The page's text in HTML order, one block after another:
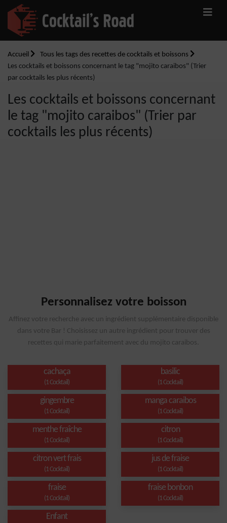
Accueil
Tous les tags des recettes de cocktails et boissons
Les cocktails et boissons concernant le tag "mojito caraibos" (Trier
par cocktails les plus récents)
Les cocktails et boissons concernant
le tag "mojito caraibos" (Trier par
cocktails les plus récents)
Personnalisez votre boisson
Affinez votre recherche avec un ingrédient supplémentaire disponible
dans votre Bar ! Choisissez un autre ingrédient pour trouver des
recettes qui marie parfaitement avec du mojito caraibos.
cachaça
(1 Cocktail)
basilic
(1 Cocktail)
gingembre
(1 Cocktail)
manga caraibos
(1 Cocktail)
menthe fraîche
(1 Cocktail)
citron
(1 Cocktail)
citron vert frais
(1 Cocktail)
jus de fraise
(1 Cocktail)
fraise
(1 Cocktail)
fraise bonbon
(1 Cocktail)
Enfant